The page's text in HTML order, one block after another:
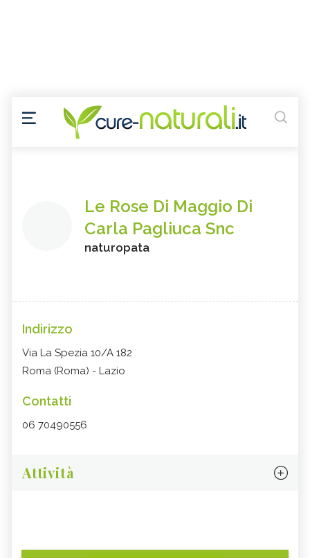
Le Rose Di Maggio Di
Carla Pagliuca Snc
naturopata
Indirizzo
Via La Spezia 10/A 182
Roma (Roma) - Lazio
Contatti
06 70490556
Attività